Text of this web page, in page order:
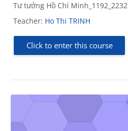
Tư tưởng Hồ Chí Minh_1192_2232
Teacher: Ho Thi TRINH
Click to enter this course